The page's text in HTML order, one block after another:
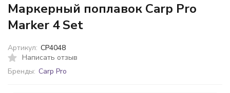
Маркерный поплавок Carp Pro
Marker 4 Set
Написать отзыв
Бренды: Carp Pro
Артикул: CP4048